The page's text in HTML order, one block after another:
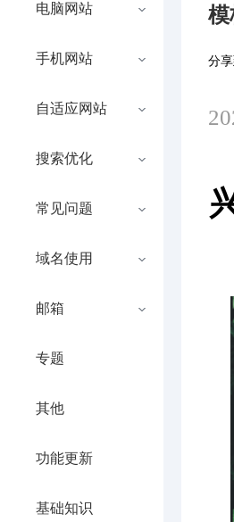
电脑网站
手机网站
自适应网站
搜索优化
常见问题
域名使用
邮箱
专题
其他
功能更新
基础知识
模
分